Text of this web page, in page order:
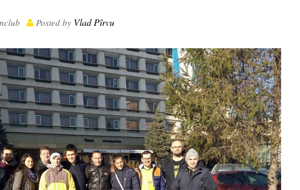
Posted by Vlad Pîrvu